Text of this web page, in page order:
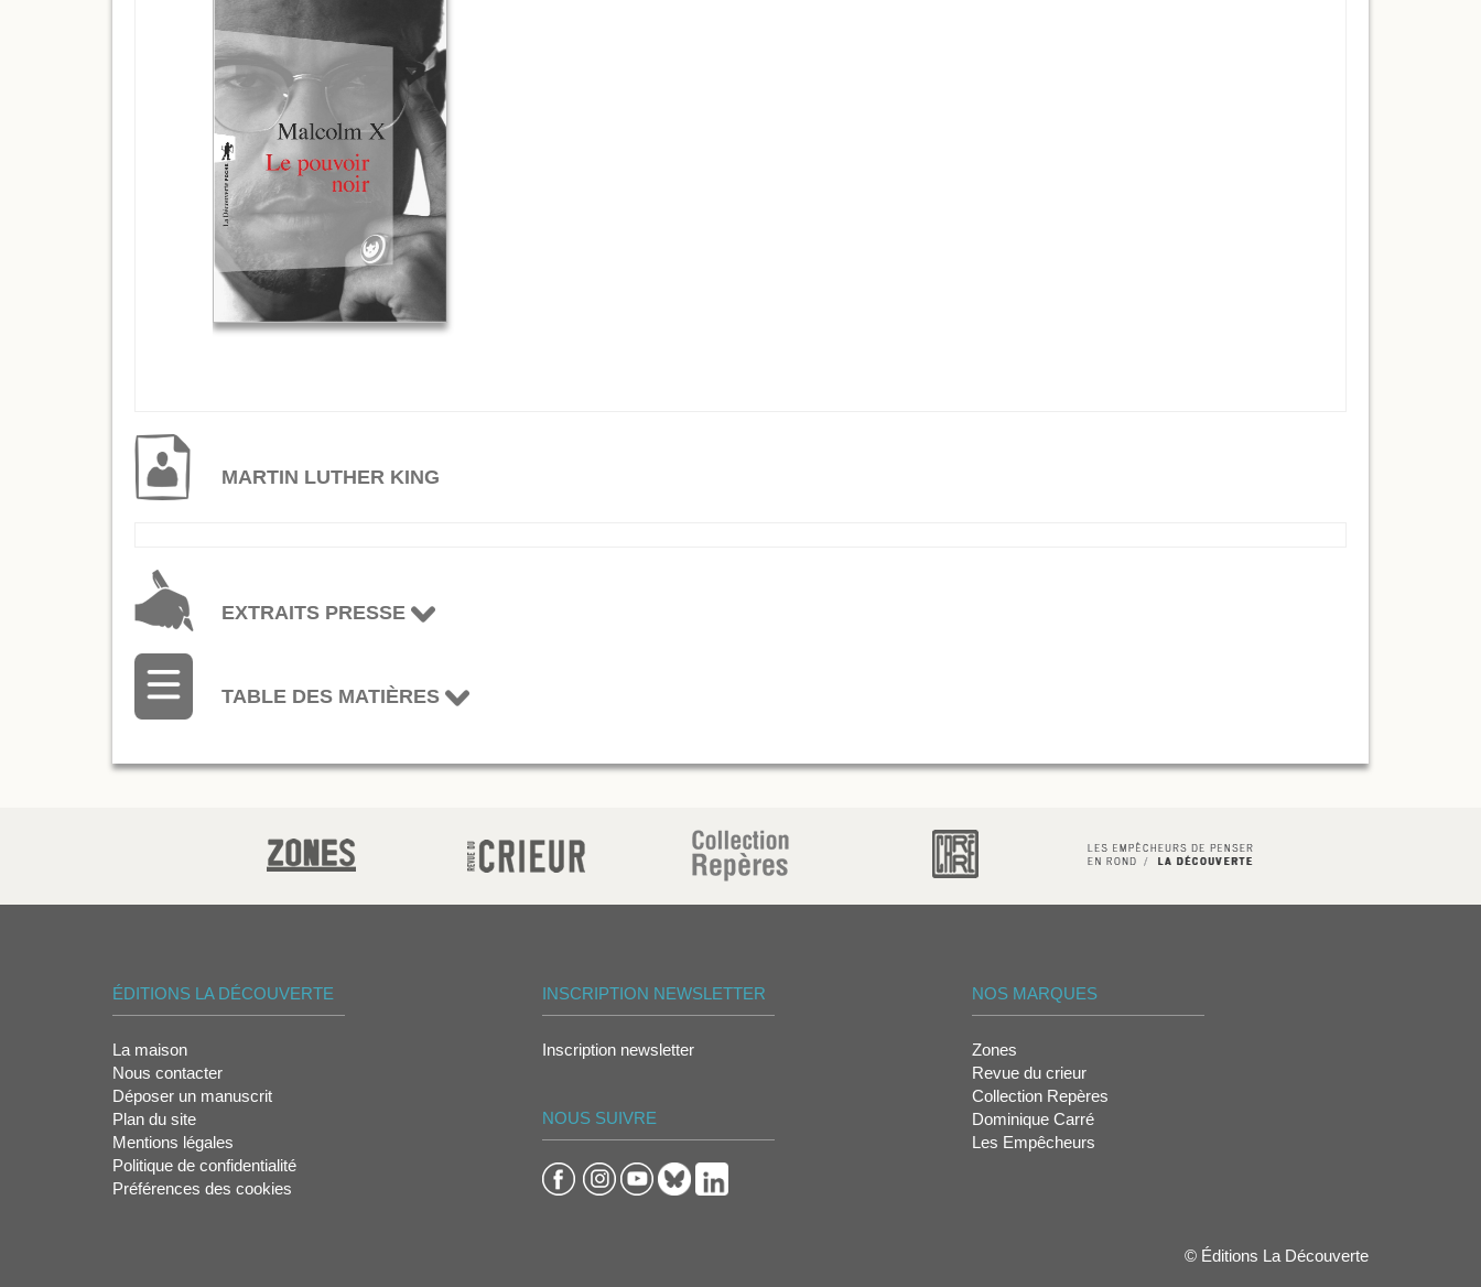
MARTIN LUTHER KING
EXTRAITS PRESSE
TABLE DES MATIÈRES
ÉDITIONS LA DÉCOUVERTE
La maison
Nous contacter
Déposer un manuscrit
Plan du site
Mentions légales
Politique de confidentialité
Préférences des cookies
INSCRIPTION NEWSLETTER
Inscription newsletter
NOUS SUIVRE
NOS MARQUES
Zones
Revue du crieur
Collection Repères
Dominique Carré
Les Empêcheurs
© Éditions La Découverte